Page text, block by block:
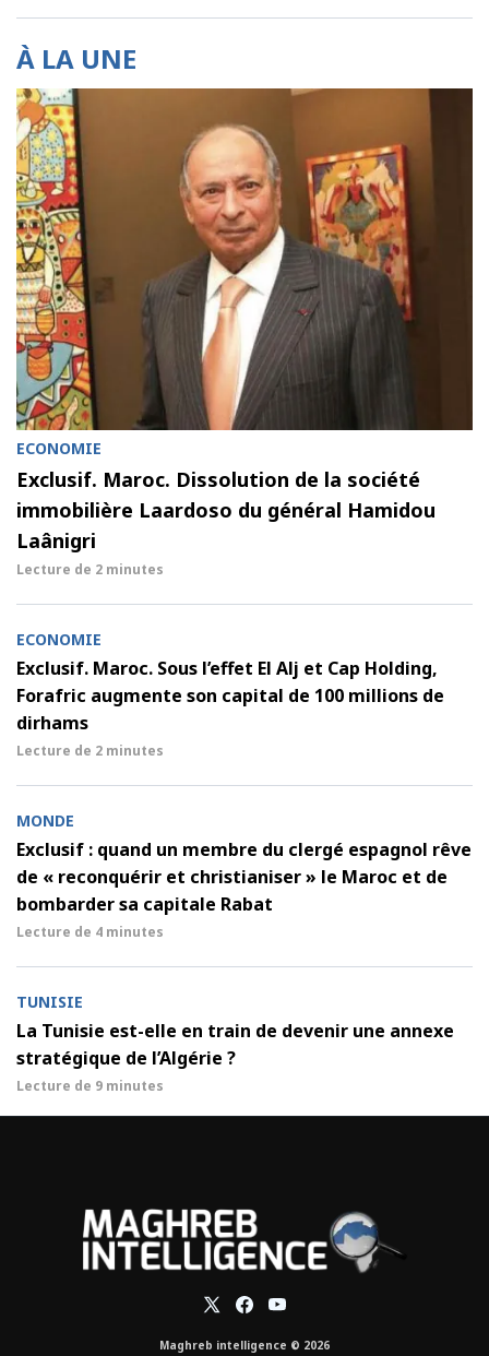
À LA UNE
ECONOMIE
Exclusif. Maroc. Dissolution de la société
immobilière Laardoso du général Hamidou
Laânigri
Lecture de 2 minutes
ECONOMIE
Exclusif. Maroc. Sous l’effet El Alj et Cap Holding,
Forafric augmente son capital de 100 millions de
dirhams
Lecture de 2 minutes
MONDE
Exclusif : quand un membre du clergé espagnol rêve
de « reconquérir et christianiser » le Maroc et de
bombarder sa capitale Rabat
Lecture de 4 minutes
TUNISIE
La Tunisie est-elle en train de devenir une annexe
stratégique de l’Algérie ?
Lecture de 9 minutes
Maghreb intelligence © 2026